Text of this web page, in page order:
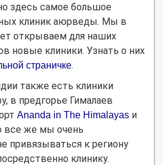
здесь самое большое
клиник аюрведы. Мы в
открываем для наших
новые клиники. Узнать о них
страничке.
также есть клиники
в предгорье Гималаев
Ananda in The Himalayas и
все же мы очень
привязываться к региону
клинику.